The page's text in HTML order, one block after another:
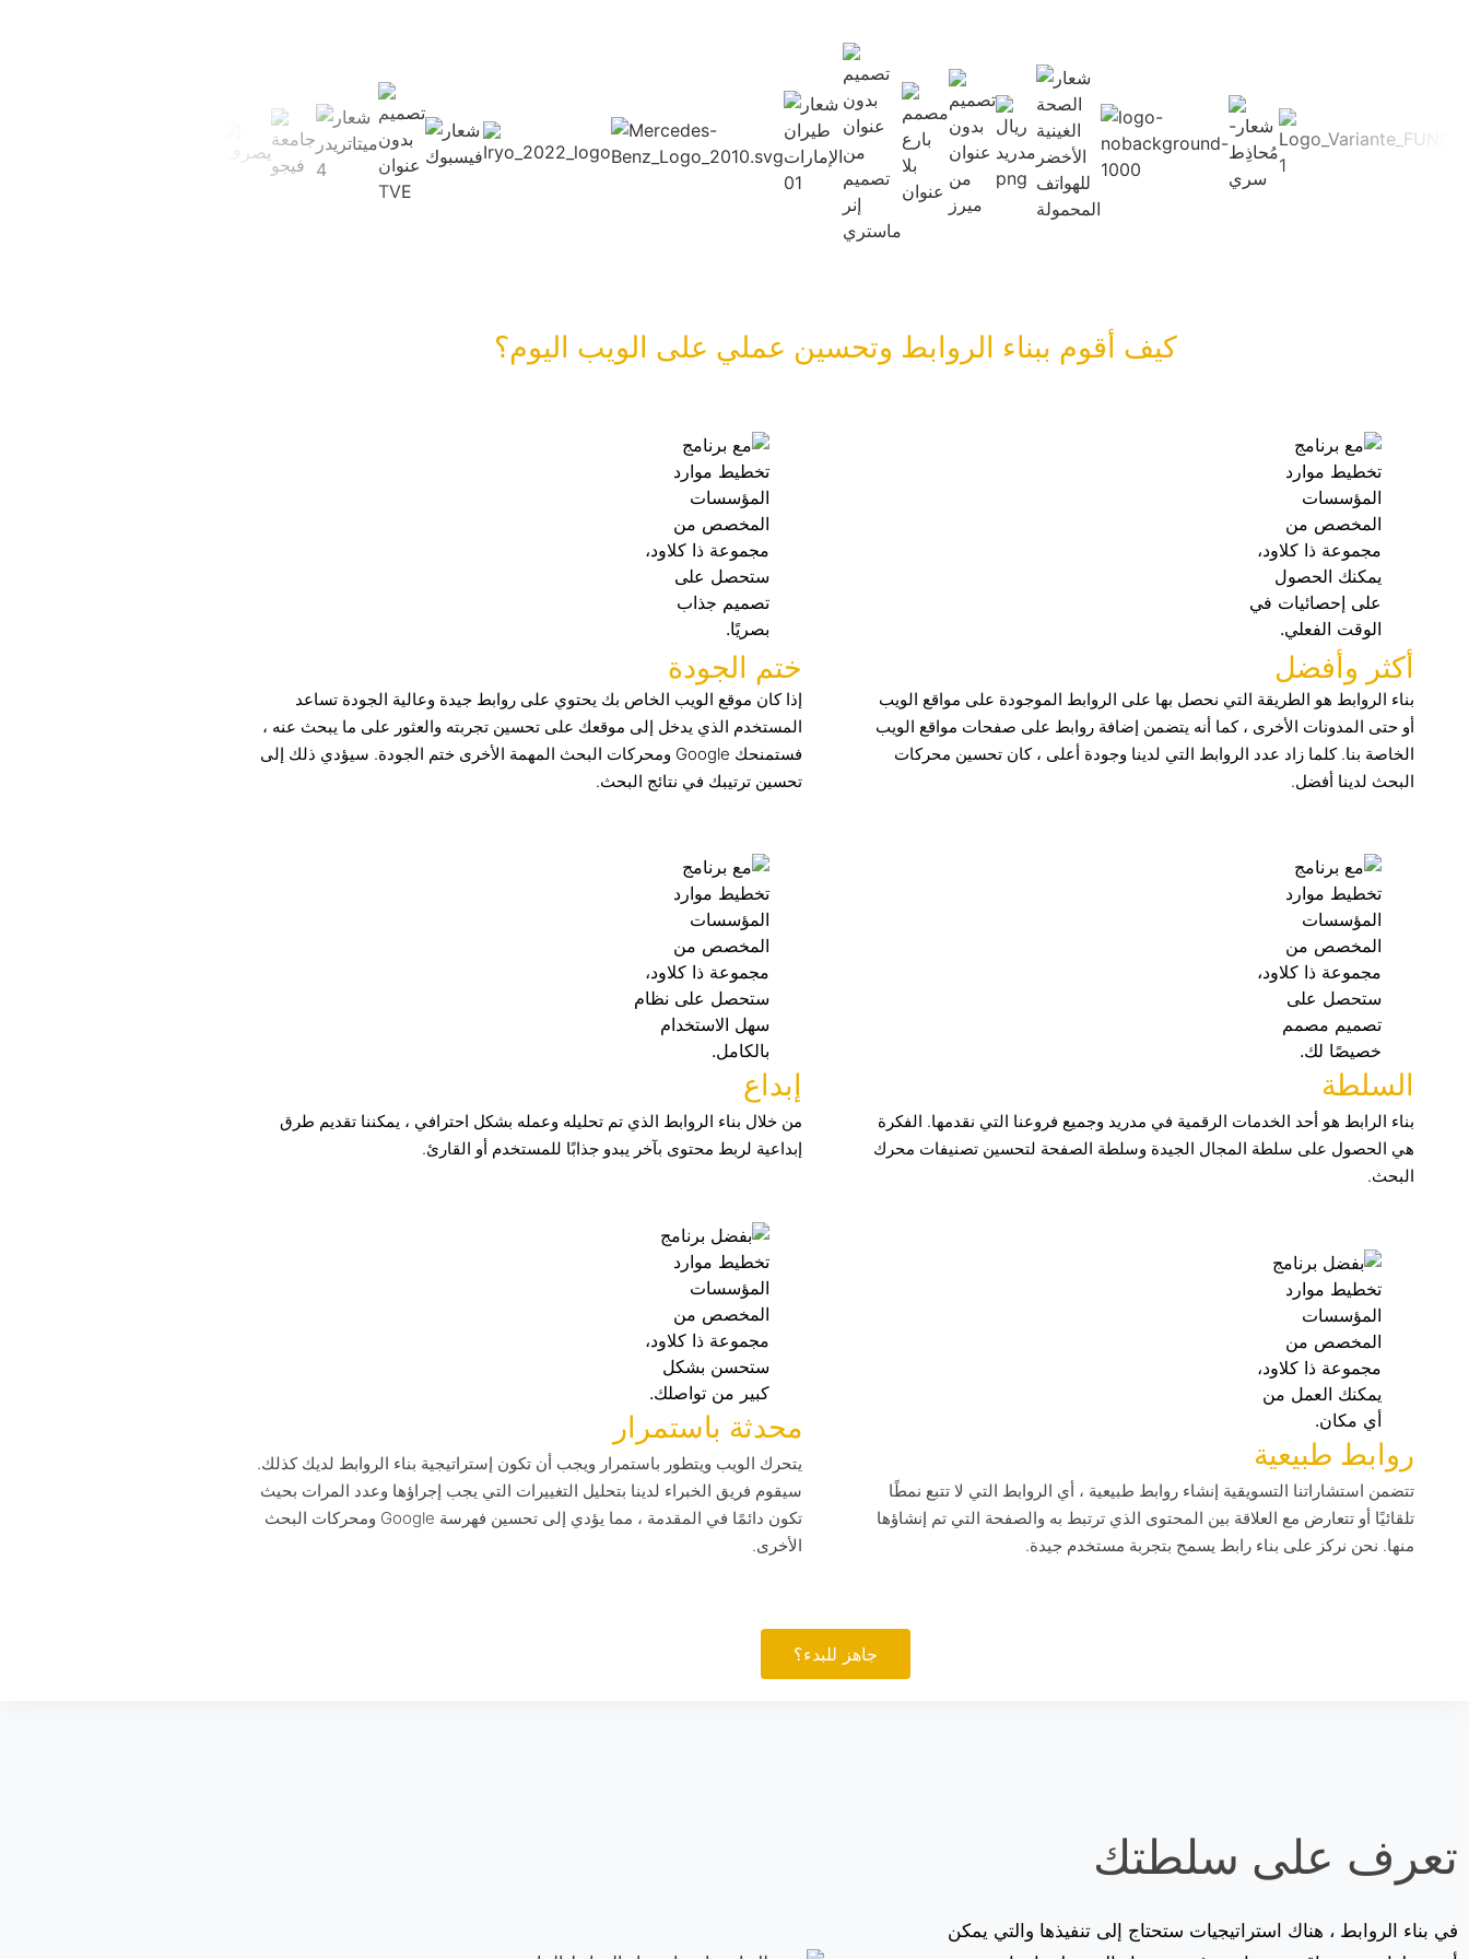
كيف أقوم ببناء الروابط وتحسين عملي على الويب اليوم؟
أكثر وأفضل
بناء الروابط هو الطريقة التي نحصل بها على الروابط الموجودة على مواقع الويب
أو حتى المدونات الأخرى ، كما أنه يتضمن إضافة روابط على صفحات مواقع الويب
الخاصة بنا. كلما زاد عدد الروابط التي لدينا وجودة أعلى ، كان تحسين محركات
البحث لدينا أفضل.
السلطة
بناء الرابط هو أحد الخدمات الرقمية في مدريد وجميع فروعنا التي نقدمها. الفكرة
هي الحصول على سلطة المجال الجيدة وسلطة الصفحة لتحسين تصنيفات محرك
البحث.
روابط طبيعية
تتضمن استشاراتنا التسويقية إنشاء روابط طبيعية ، أي الروابط التي لا تتبع نمطًا
تلقائيًا أو تتعارض مع العلاقة بين المحتوى الذي ترتبط به والصفحة التي تم إنشاؤها
منها. نحن نركز على بناء رابط يسمح بتجربة مستخدم جيدة.
ختم الجودة
إذا كان موقع الويب الخاص بك يحتوي على روابط جيدة وعالية الجودة تساعد
المستخدم الذي يدخل إلى موقعك على تحسين تجربته والعثور على ما يبحث عنه ،
فستمنحك Google ومحركات البحث المهمة الأخرى ختم الجودة. سيؤدي ذلك إلى
تحسين ترتيبك في نتائج البحث.
إبداع
من خلال بناء الروابط الذي تم تحليله وعمله بشكل احترافي ، يمكننا تقديم طرق
إبداعية لربط محتوى بآخر يبدو جذابًا للمستخدم أو القارئ.
محدثة باستمرار
يتحرك الويب ويتطور باستمرار ويجب أن تكون إستراتيجية بناء الروابط لديك كذلك.
سيقوم فريق الخبراء لدينا بتحليل التغييرات التي يجب إجراؤها وعدد المرات بحيث
تكون دائمًا في المقدمة ، مما يؤدي إلى تحسين فهرسة Google ومحركات البحث
الأخرى.
جاهز للبدء؟
تعرف على سلطتك
في بناء الروابط ، هناك استراتيجيات ستحتاج إلى تنفيذها والتي يمكن